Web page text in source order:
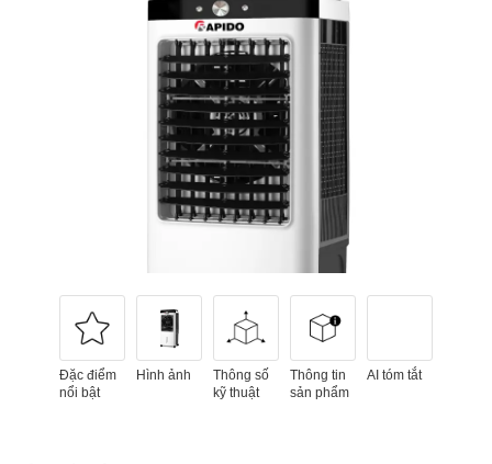
Đặc điểm
nổi bật
Hình ảnh
Thông số
kỹ thuật
Thông tin
sản phẩm
AI tóm tắt